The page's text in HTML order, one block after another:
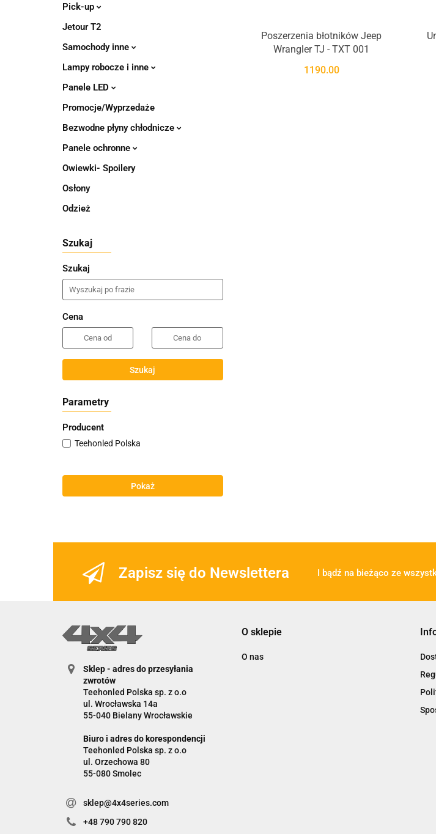
Pick-up
Jetour T2
Samochody inne
Lampy robocze i inne
Panele LED
Promocje/Wyprzedaże
Bezwodne płyny chłodnicze
Panele ochronne
Owiewki- Spoilery
Osłony
Odzież
Szukaj
Szukaj
Cena
Szukaj
Parametry
Producent
Teehonled Polska
Pokaż
W dostawie
Poszerzenia błotników Jeep
Wrangler TJ - TXT 001
1190.00
Zapisz się do Newslettera I bądź na bieżąco ze
Sklep - adres do przesyłania
zwrotów
Teehonled Polska sp. z o.o
ul. Wrocławska 14a
55-040 Bielany Wrocławskie
Biuro i adres do korespondencji
Teehonled Polska sp. z o.o
ul. Orzechowa 80
55-080 Smolec
sklep@4x4series.com
+48 790 790 820
O sklepie
O nas